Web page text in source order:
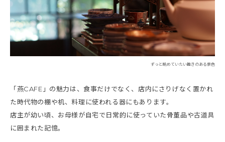
ずっと眺めていたい趣きのある景色
「燕CAFE」の魅力は、食事だけでなく、店内にさりげなく置かれ
た時代物の棚や机、料理に使われる器にもあります。
店主が幼い頃、お母様が自宅で日常的に使っていた骨董品や古道具
に囲まれた記憶。